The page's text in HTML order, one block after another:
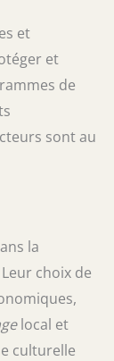
et
et
de
sont au
la
choix de
local et
culturelle